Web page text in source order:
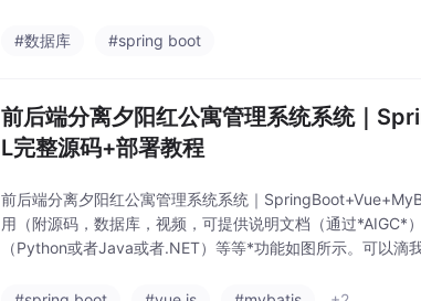
#数据库 #spring boot
前后端分离夕阳红公寓管理系统系统｜
L完整源码+部署教程
前后端分离夕阳红公寓管理系统系统｜
用（附源码，数据库，视频，可提供说明文档（通过*AIGC*
（Python或者Java或者.NET）等等*功能如图所示。可以滴